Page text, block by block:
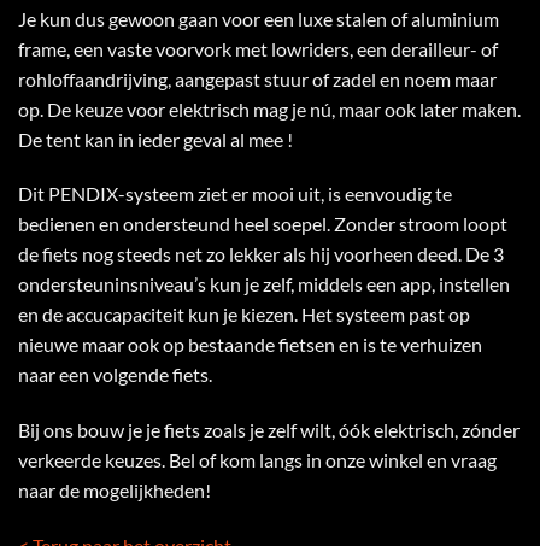
Je kun dus gewoon gaan voor een luxe stalen of aluminium
frame, een vaste voorvork met lowriders, een derailleur- of
rohloffaandrijving, aangepast stuur of zadel en noem maar
op. De keuze voor elektrisch mag je nú, maar ook later maken.
De tent kan in ieder geval al mee !
Dit PENDIX-systeem ziet er mooi uit, is eenvoudig te
bedienen en ondersteund heel soepel. Zonder stroom loopt
de fiets nog steeds net zo lekker als hij voorheen deed. De 3
ondersteuninsniveau’s kun je zelf, middels een app, instellen
en de accucapaciteit kun je kiezen. Het systeem past op
nieuwe maar ook op bestaande fietsen en is te verhuizen
naar een volgende fiets.
Bij ons bouw je je fiets zoals je zelf wilt, óók elektrisch, zónder
verkeerde keuzes. Bel of kom langs in onze winkel en vraag
naar de mogelijkheden!